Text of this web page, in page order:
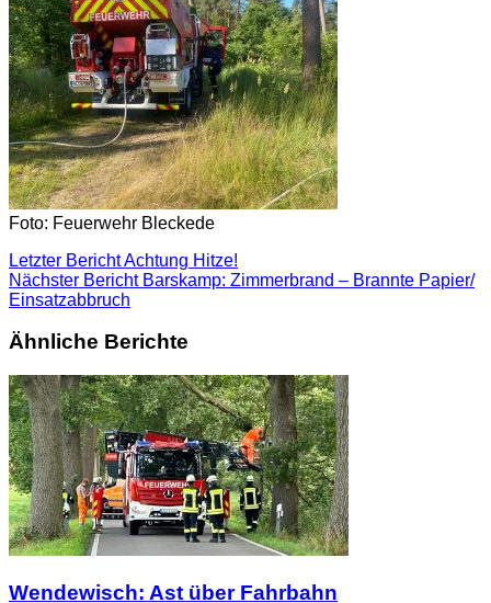
Foto: Feuerwehr Bleckede
Letzter BerichtAchtung Hitze!
Nächster BerichtBarskamp: Zimmerbrand – Brannte Papier/
Einsatzabbruch
Ähnliche Berichte
Wendewisch: Ast über Fahrbahn